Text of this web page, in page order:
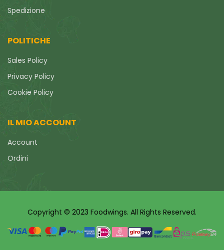
Spedizione
POLITICHE
Sales Policy
Privacy Policy
Cookie Policy
IL MIO ACCOUNT
Account
Ordini
Copyright © 2023 Foodwings. All Rights Reserved.